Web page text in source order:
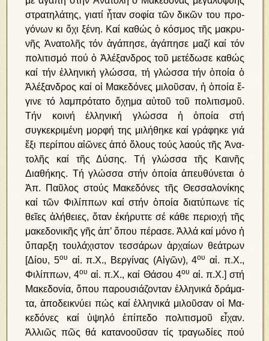
στρα­τη­λά­της, για­τί ἦ­ταν σο­φί­α τῶν δι­κῶν του προ­
γό­νων κι ὄ­χι ξέ­νη. Καί κα­θώς ὁ κό­σμος τῆς μα­κρυ­
νῆς Ἀ­να­το­λῆς τόν ἀ­γά­πη­σε, ἀ­γά­πη­σε μα­ζί καί τόν
πο­λι­τι­σμό πού ὁ Ἀ­λέ­ξαν­δρος τοῦ με­τέ­δω­σε κα­θώς
καί τήν ἑλ­λη­νι­κή γλώσ­σα, τή γλώσ­σα τήν ὁποία ὁ
Ἀλέξανδρος καί οἱ Μακεδόνες μιλοῦσαν, ἡ ὁ­ποί­α ἔ­
γι­νε τό λαμ­πρό­τα­το ὄ­χη­μα αὐ­τοῦ τοῦ πο­λι­τι­σμοῦ.
Τήν κοι­νή ἑλ­λη­νι­κή γλώσ­σα ἡ ὁ­ποί­α στή
συγκεκριμένη μορφή της μι­λή­θη­κε καί γρά­φη­κε γιά
ἕ­ξι πε­ρί­που αἰ­ῶ­νες ἀ­πό ὅ­λους το­ύς λα­ούς τῆς Ἀ­να­
το­λῆς καί τῆς Δύ­σης. Τή γλώσσα τῆς Καινῆς
Διαθήκης. Τή γλώσσα στήν ὁποία ἀπευθύνεται ὁ
Ἀπ. Παῦλος στούς Μακεδόνες τῆς Θεσσαλονίκης
καί τῶν Φιλίππων καί στήν ὁποία διατύπωνε τίς
θεῖες ἀλήθειες, ὅταν ἐκήρυττε σέ κάθε περιοχή τῆς
μακεδονικῆς γῆς ἀπ’ ὅπου πέρασε. Ἀλλά καί μό­νο ἡ
ὕ­παρ­ξη του­λά­χι­στον τεσσάρων ἀρ­χαί­ων θε­ά­τρων
[Δί­ου, 5ου αἰ. π.Χ., Βερ­γί­νας (Αἰ­γῶν), 4ου αἰ. π.Χ.,
Φι­λίπ­πων, 4ου αἰ. π.Χ., καί Θάσου 4ου αἰ. π.Χ.] στή
Μα­κε­δο­νί­α, ὅ­που πα­ρου­σι­ά­ζον­ταν ἑλ­λη­νι­κά δρά­μα­
τα, ἀ­πο­δει­κνύ­ει πώς καί ἑλ­λη­νι­κά μι­λοῦ­σαν οἱ Μα­
κε­δό­νες καί ὑ­ψη­λό ἐ­πί­πε­δο πο­λι­τι­σμοῦ εἶ­χαν.
Ἀλλιῶς πῶς θά κατανοοῦσαν τίς τραγωδίες πού